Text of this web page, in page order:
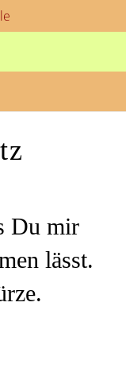
Du mir
lässt.